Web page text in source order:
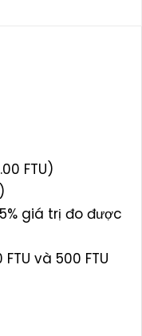
FTU)
giá trị đo được
và 500 FTU